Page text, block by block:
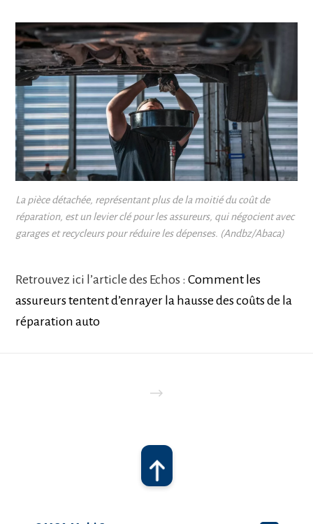
La pièce détachée, représentant plus de la moitié du coût de
réparation, est un levier clé pour les assureurs, qui négocient avec
garages et recycleurs pour réduire les dépenses. (Andbz/Abaca)
Retrouvez ici l’article des Echos :Comment les
assureurs tentent d’enrayer la hausse des coûts de la
réparation auto